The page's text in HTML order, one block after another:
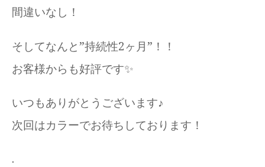
間違いなし！
そしてなんと”持続性2ヶ月”！！
お客様からも好評です✨
いつもありがとうございます♪
次回はカラーでお待ちしております！
.